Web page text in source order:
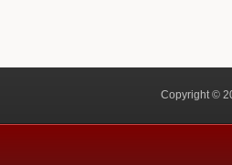
Copyright ©